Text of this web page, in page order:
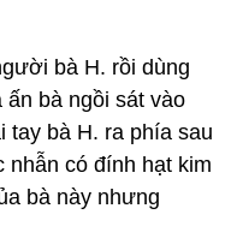
bà H. rồi dùng
ấn bà ngồi sát vào
tay bà H. ra phía sau
nhẫn có đính hạt kim
bà này nhưng